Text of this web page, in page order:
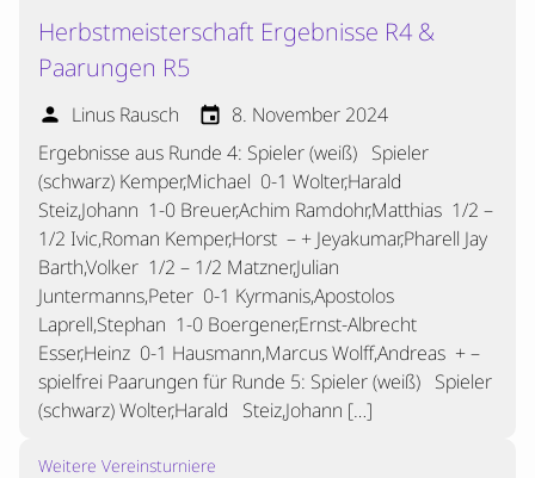
Herbstmeisterschaft Ergebnisse R4 &
Paarungen R5
person Linus Rausch event 8. November 2024
Ergebnisse aus Runde 4: Spieler (weiß) Spieler
(schwarz) Kemper,Michael 0-1 Wolter,Harald
Steiz,Johann 1-0 Breuer,Achim Ramdohr,Matthias 1/2 –
1/2 Ivic,Roman Kemper,Horst – + Jeyakumar,Pharell Jay
Barth,Volker 1/2 – 1/2 Matzner,Julian
Juntermanns,Peter 0-1 Kyrmanis,Apostolos
Laprell,Stephan 1-0 Boergener,Ernst-Albrecht
Esser,Heinz 0-1 Hausmann,Marcus Wolff,Andreas + –
spielfrei Paarungen für Runde 5: Spieler (weiß) Spieler
(schwarz) Wolter,Harald Steiz,Johann […]
Weitere Vereinsturniere